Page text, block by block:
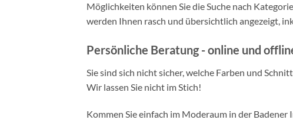
Möglichkeiten können Sie die Suche nach
werden Ihnen rasch und übersichtlich angezeigt,
Persönliche Beratung - online und
Sie sind sich nicht sicher, welche Farben und
Wir lassen Sie nicht im Stich!
Kommen Sie einfach im Moderaum in der